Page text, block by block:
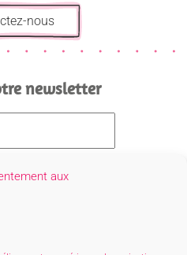
aux
nous
newsletter